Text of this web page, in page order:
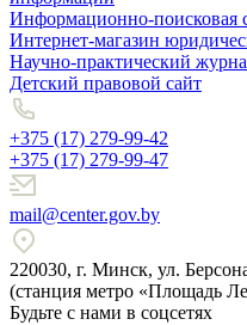
Информационно-
Интернет-магазин
Научно-практический
Детский правовой сайт
+375 (17) 279-99-42
+375 (17) 279-99-47
mail@center.gov.by
220030, г. Минск, ул.
(станция метро «Площадь
Будьте с нами в соцсетях